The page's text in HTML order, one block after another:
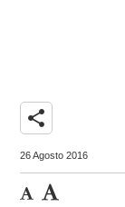
share
26 Agosto 2016